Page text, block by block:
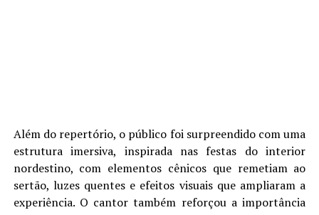
Além do repertório, o público foi surpreendido com uma
estrutura imersiva, inspirada nas festas do interior
nordestino, com elementos cênicos que remetiam ao
sertão, luzes quentes e efeitos visuais que ampliaram a
experiência. O cantor também reforçou a importância